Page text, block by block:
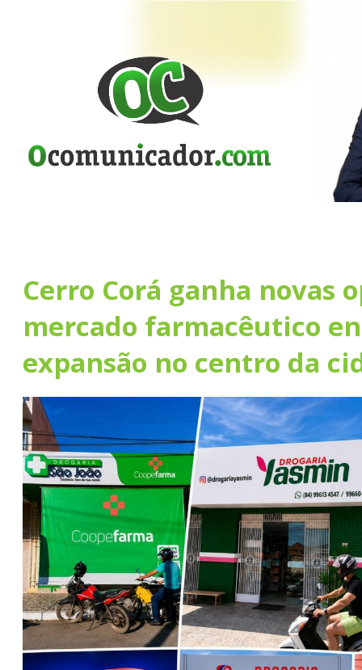
Cerro Corá ganha novas
mercado farmacêutico
expansão no centro da